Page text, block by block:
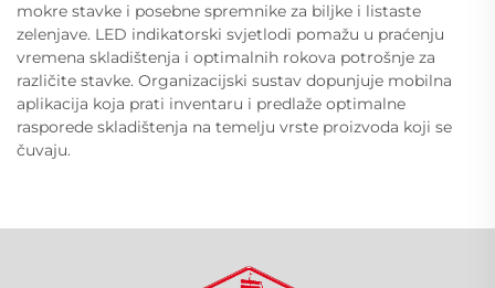
mokre stavke i posebne spremnike za biljke i listaste
zelenjave. LED indikatorski svjetlodi pomažu u praćenju
vremena skladištenja i optimalnih rokova potrošnje za
različite stavke. Organizacijski sustav dopunjuje mobilna
aplikacija koja prati inventaru i predlaže optimalne
rasporede skladištenja na temelju vrste proizvoda koji se
čuvaju.